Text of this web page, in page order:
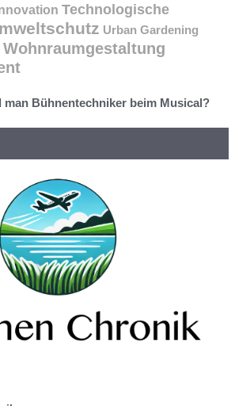
Technologische
Urban Gardening
Wohnraumgestaltung
man Bühnentechniker beim Musical?